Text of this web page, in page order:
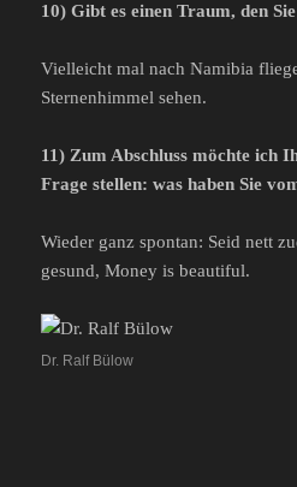
10) Gibt es einen Traum, den
Vielleicht mal nach Namibia
Sternenhimmel sehen.
11) Zum Abschluss möchte ich
Frage stellen: was haben Sie
Wieder ganz spontan: Seid nett
gesund, Money is beautiful.
Dr. Ralf Bülow